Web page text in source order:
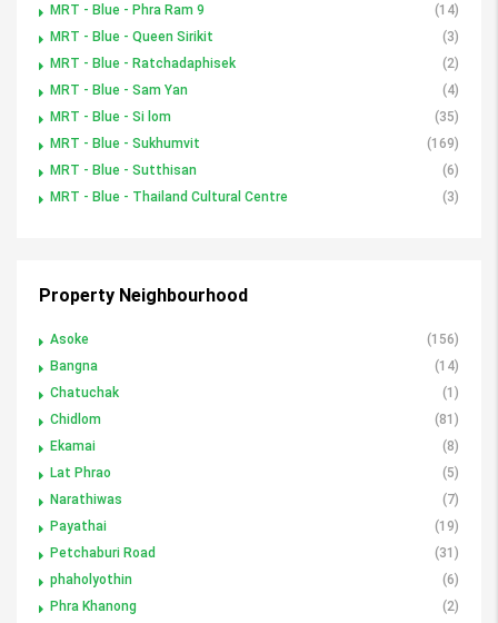
MRT - Blue - Phra Ram 9
(14)
MRT - Blue - Queen Sirikit
(3)
MRT - Blue - Ratchadaphisek
(2)
MRT - Blue - Sam Yan
(4)
MRT - Blue - Si lom
(35)
MRT - Blue - Sukhumvit
(169)
MRT - Blue - Sutthisan
(6)
MRT - Blue - Thailand Cultural Centre
(3)
Property Neighbourhood
Asoke
(156)
Bangna
(14)
Chatuchak
(1)
Chidlom
(81)
Ekamai
(8)
Lat Phrao
(5)
Narathiwas
(7)
Payathai
(19)
Petchaburi Road
(31)
phaholyothin
(6)
Phra Khanong
(2)